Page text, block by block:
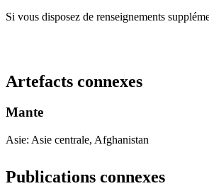
Si vous disposez de renseignements
Artefacts connexes
Mante
Asie: Asie centrale, Afghanistan
Publications connexes